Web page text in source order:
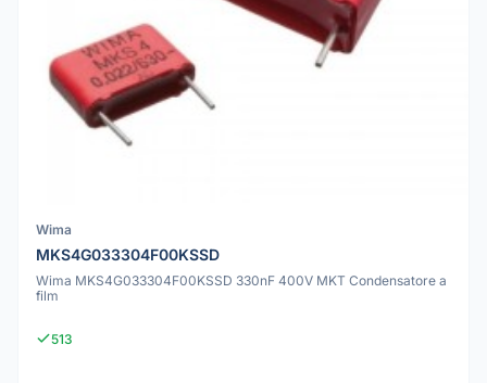
Wima
MKS4G033304F00KSSD
Wima MKS4G033304F00KSSD 330nF 400V MKT Condensatore a
film
513